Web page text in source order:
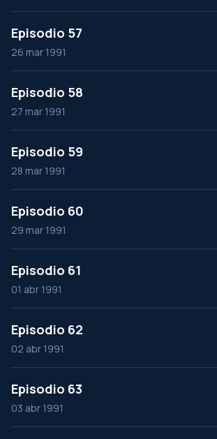
Episodio 57
26 mar 1991
Episodio 58
27 mar 1991
Episodio 59
28 mar 1991
Episodio 60
29 mar 1991
Episodio 61
01 abr 1991
Episodio 62
02 abr 1991
Episodio 63
03 abr 1991